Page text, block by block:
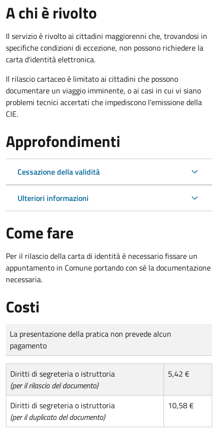
A chi è rivolto
Il servizio è rivolto ai cittadini maggiorenni che, trovandosi in
specifiche condizioni di eccezione, non possono richiedere la
carta d'identità elettronica.
Il rilascio cartaceo è limitato ai cittadini che possono
documentare un viaggio imminente, o ai casi in cui vi siano
problemi tecnici accertati che impediscono l'emissione della
CIE.
Approfondimenti
Cessazione della validità
Ulteriori informazioni
Come fare
Per il rilascio della carta di identità è necessario fissare un
appuntamento in Comune portando con sé la documentazione
necessaria.
Costi
Tipo di pagamento
Importo
La presentazione della pratica non prevede alcun
pagamento
Diritti di segreteria o istruttoria
(per il rilascio del documento)
5,42 €
Diritti di segreteria o istruttoria
(per il duplicato del documento)
10,58 €